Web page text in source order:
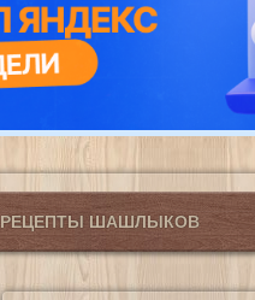
РЕЦЕПТЫ ШАШЛЫКОВ